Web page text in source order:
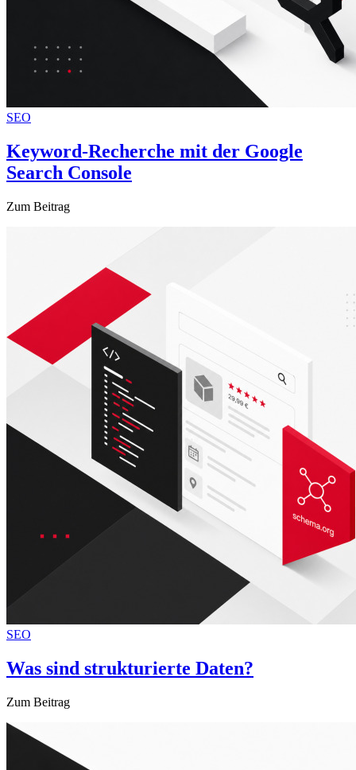
SEO
Keyword-Recherche mit der Google
Search Console
Zum Beitrag
SEO
Was sind strukturierte Daten?
Zum Beitrag